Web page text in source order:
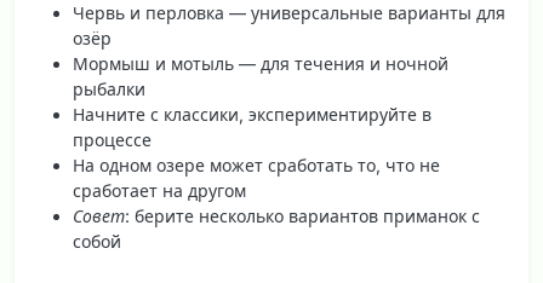
Червь и перловка — универсальные варианты для
озёр
Мормыш и мотыль — для течения и ночной
рыбалки
Начните с классики, экспериментируйте в
процессе
На одном озере может сработать то, что не
сработает на другом
Совет: берите несколько вариантов приманок с
собой